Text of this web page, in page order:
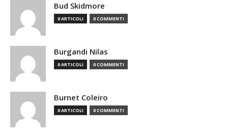
Bud Skidmore
0 ARTICOLI 0 COMMENTI
Burgandi Nilas
0 ARTICOLI 0 COMMENTI
Burnet Coleiro
0 ARTICOLI 0 COMMENTI